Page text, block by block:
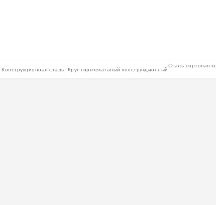
,Конструкционная сталь Круг горячекатаный конструкционный
Сталь сортовая